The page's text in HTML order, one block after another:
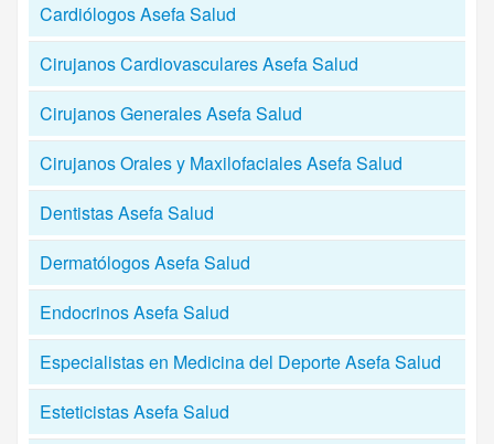
Cardiólogos Asefa Salud
Cirujanos Cardiovasculares Asefa Salud
Cirujanos Generales Asefa Salud
Cirujanos Orales y Maxilofaciales Asefa Salud
Dentistas Asefa Salud
Dermatólogos Asefa Salud
Endocrinos Asefa Salud
Especialistas en Medicina del Deporte Asefa Salud
Esteticistas Asefa Salud